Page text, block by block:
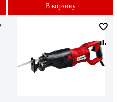
В корзину